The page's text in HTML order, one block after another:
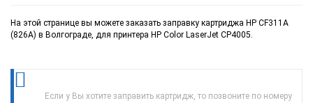
На этой странице вы можете заказать заправку картриджа HP CF311A
(826A) в Волгограде, для принтера HP Color LaserJet CP4005.
Если у Вы хотите заправить картридж, то позвоните по номеру